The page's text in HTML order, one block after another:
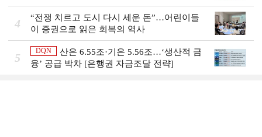
융그룹의 꿈②]
4
“전쟁 치르고 도시 다시 세운 돈”…어린이들
이 증권으로 읽은 회복의 역사
5
DQN
산은 6.55조·기은 5.56조…‘생산적 금
융ʼ 공급 박차 [은행권 자금조달 전략]